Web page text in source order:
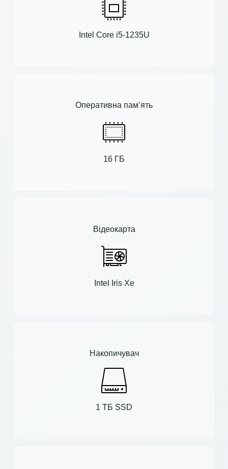
Intel Core i5-1235U
Оперативна пам’ять
16 ГБ
Відеокарта
Intel Iris Xe
Накопичувач
1 ТБ SSD